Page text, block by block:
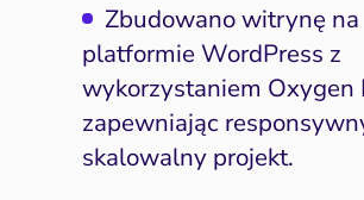
Zbudowano witrynę na
platformie WordPress z
wykorzystaniem Oxygen
zapewniając
skalowalny projekt.